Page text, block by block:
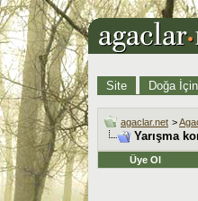
Site Doğa
agaclar.net >
Yarışma
Üye Ol